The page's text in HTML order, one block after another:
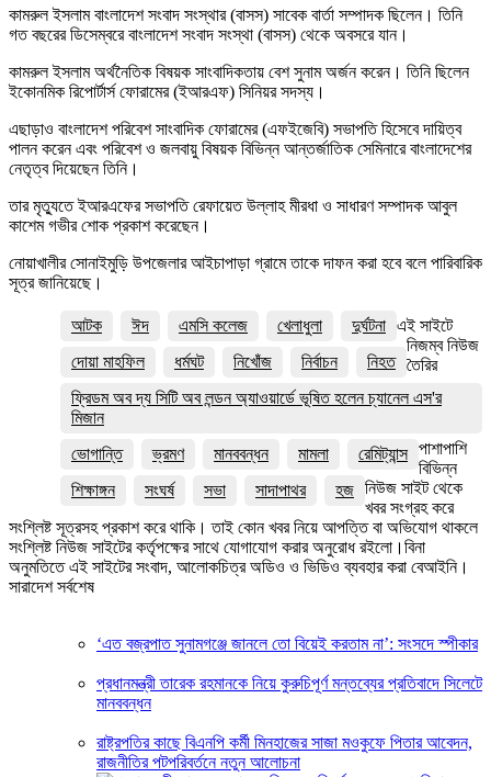
কামরুল ইসলাম বাংলাদেশ সংবাদ সংস্থার (বাসস) সাবেক বার্তা সম্পাদক ছিলেন। তিনি
গত বছরের ডিসেম্বরে বাংলাদেশ সংবাদ সংস্থা (বাসস) থেকে অবসরে যান।
কামরুল ইসলাম অর্থনৈতিক বিষয়ক সাংবাদিকতায় বেশ সুনাম অর্জন করেন। তিনি ছিলেন
ইকোনমিক রিপোর্টার্স ফোরামের (ইআরএফ) সিনিয়র সদস্য।
এছাড়াও বাংলাদেশ পরিবেশ সাংবাদিক ফোরামের (এফইজেবি) সভাপতি হিসেবে দায়িত্ব
পালন করেন এবং পরিবেশ ও জলবায়ু বিষয়ক বিভিন্ন আন্তর্জাতিক সেমিনারে বাংলাদেশের
নেতৃত্ব দিয়েছেন তিনি।
তার মৃত্যুতে ইআরএফের সভাপতি রেফায়েত উল্লাহ মীরধা ও সাধারণ সম্পাদক আবুল
কাশেম গভীর শোক প্রকাশ করেছেন।
নোয়াখালীর সোনাইমুড়ি উপজেলার আইচাপাড়া গ্রামে তাকে দাফন করা হবে বলে পারিবারিক
সূত্র জানিয়েছে।
আটক ঈদ এমসি কলেজ খেলাধুলা
দুর্ঘটনা
দোয়া মাহফিল
ধর্মঘট নিখোঁজ নির্বাচন
নিহত
ফ্রিডম অব দ্য সিটি অব লন্ডন অ্যাওয়ার্ডে ভূষিত হলেন চ্যানেল এস'র
মিজান
ভোগান্তি
ভ্রমণ মানববন্ধন মামলা
রেমিট্যান্স
শিক্ষাঙ্গন
সংঘর্ষ সভা সাদাপাথর হজ
এই সাইটে
নিজম্ব নিউজ
তৈরির
পাশাপাশি
বিভিন্ন
নিউজ সাইট থেকে
খবর সংগ্রহ করে
সংশ্লিষ্ট সূত্রসহ প্রকাশ করে থাকি। তাই কোন খবর নিয়ে আপত্তি বা অভিযোগ থাকলে
সংশ্লিষ্ট নিউজ সাইটের কর্তৃপক্ষের সাথে যোগাযোগ করার অনুরোধ রইলো।বিনা
অনুমতিতে এই সাইটের সংবাদ, আলোকচিত্র অডিও ও ভিডিও ব্যবহার করা বেআইনি।
সারাদেশ সর্বশেষ
‘এত বজ্রপাত সুনামগঞ্জে জানলে তো বিয়েই করতাম না’: সংসদে স্পীকার
প্রধানমন্ত্রী তারেক রহমানকে নিয়ে কুরুচিপূর্ণ মন্তব্যের প্রতিবাদে সিলেটে
মানববন্ধন
রাষ্ট্রপতির কাছে বিএনপি কর্মী মিনহাজের সাজা মওকুফে পিতার আবেদন,
রাজনীতির পটপরিবর্তনে নতুন আলোচনা